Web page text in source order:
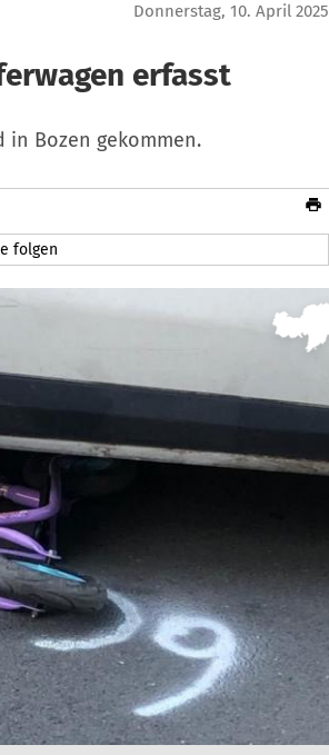
Donnerstag, 10. April 2025
erfasst
in Bozen gekommen.
folgen